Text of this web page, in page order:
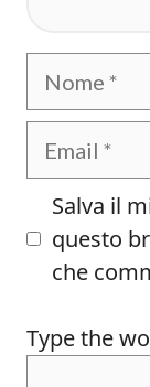
Salva il
questo
che
Type the